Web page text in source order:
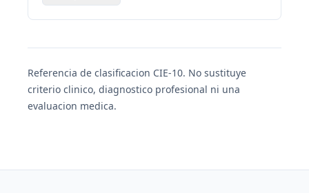
Referencia de clasificacion CIE-10. No sustituye
criterio clinico, diagnostico profesional ni una
evaluacion medica.